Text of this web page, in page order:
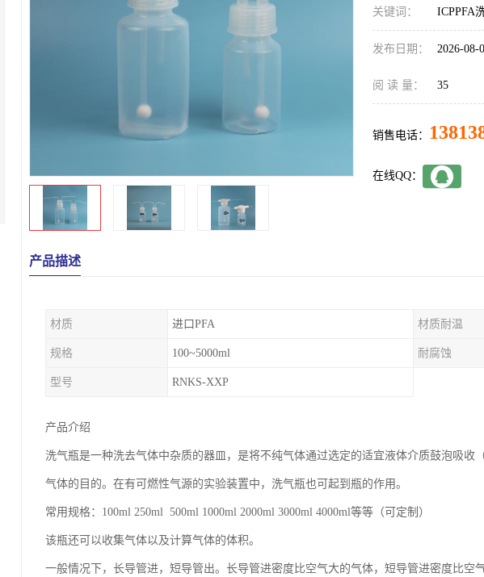
关键词： ICPPFA
发布日期： 2026-08-
阅 读 量： 35
销售电话：
在线QQ：
产品描述
材质 进口PFA 材质耐温
规格 100~5000ml 耐腐蚀
型号 RNKS-XXP
产品介绍
洗气瓶是一种洗去气体中杂质的器皿，是将不纯气体通过选定的适宜液体介质鼓泡吸
气体的目的。在有可燃性气源的实验装置中，洗气瓶也可起到瓶的作用。
常用规格：100ml 250ml 500ml 1000ml 2000ml 3000ml 4000ml等等（可定制）
该瓶还可以收集气体以及计算气体的体积。
一般情况下，长导管进，短导管出。长导管进密度比空气大的气体，短导管进密度比空